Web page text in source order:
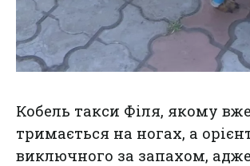
Кобель такси Філя, якому вже
тримається на ногах, а
виключного за запахом,